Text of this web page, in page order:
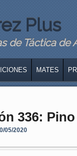
Plus
de Táctica de
CONTENT
CONTENT
MATES
de entradas
336:
05/2020